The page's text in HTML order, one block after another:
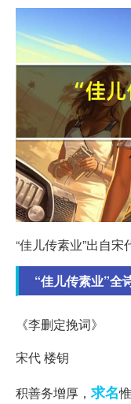
“佳儿传素业”出自
“佳儿传素业”全
《李删定挽词》
宋代 楼钥
积善务增厚， 求名